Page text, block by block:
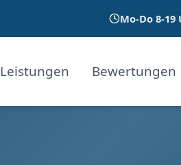
Mo-Do 8-
Leistungen Bewertungen